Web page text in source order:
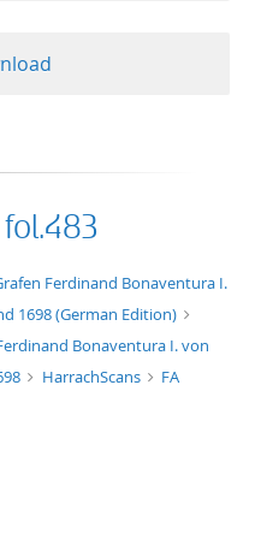
fol.483
Ferdinand Bonaventura I.
1698 (German Edition)
Bonaventura I. von
HarrachScans
FA